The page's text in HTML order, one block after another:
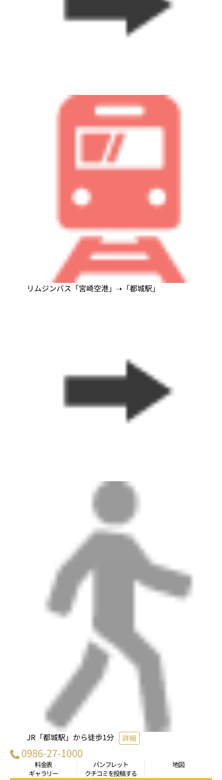
リムジンバス「宮崎空港」➝「都城駅」
JR「都城駅」から徒歩1分 詳細
0986-27-1000
料金表 パンフレット
地図
ギャラリー
クチコミを投稿する